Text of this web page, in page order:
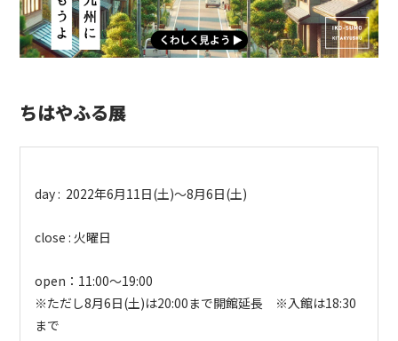
ちはやふる展
day : 2022年6月11日(土)～8月6日(土)
close : 火曜日
open ：11:00～19:00
※ただし8月6日(土)は20:00まで開館延長 ※入館は18:30
まで